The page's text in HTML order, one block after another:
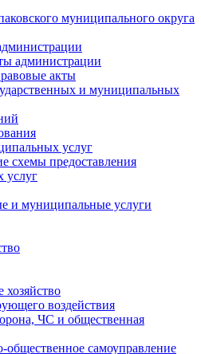
муниципального округа
администрации
акты
и муниципальных
услуг
схемы предоставления
услуг
и муниципальные услуги
воздействия
ЧС и общественная
общественное самоуправление